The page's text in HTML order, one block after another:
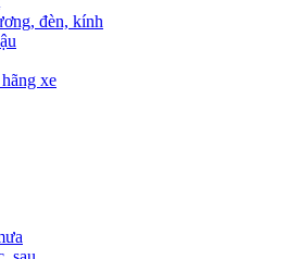
đèn, kính
xe